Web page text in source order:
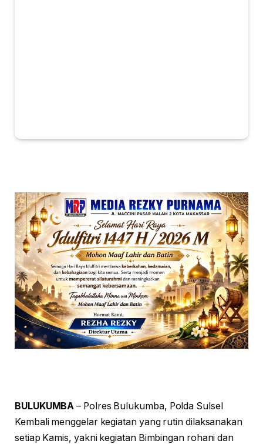
BULUKUMBA – Polres Bulukumba, Polda Sulsel
Kembali menggelar kegiatan yang rutin dilaksanakan
setiap Kamis, yakni kegiatan Bimbingan rohani dan